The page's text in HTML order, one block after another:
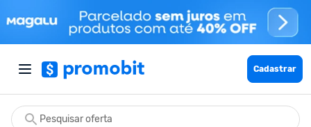
Cadastrar